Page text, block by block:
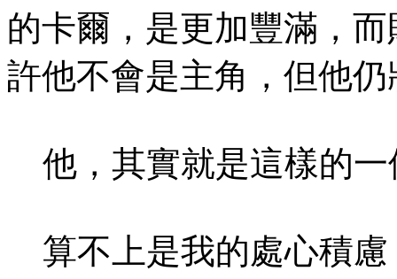
的卡爾，是更加豐滿，
許他不會是主角，但他
他，其實就是這樣的一
算不上是我的處心積慮